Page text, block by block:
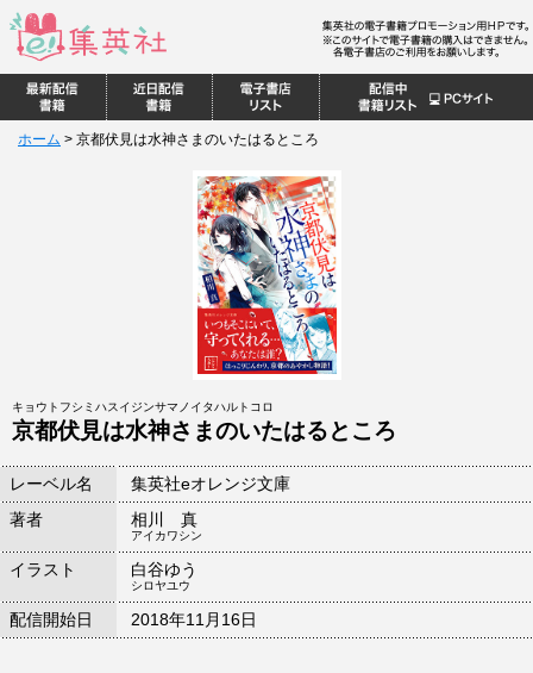
ホーム > 京都伏見は水神さまのいたはるところ
キョウトフシミハスイジンサマノイタハルトコロ
京都伏見は水神さまのいたはるところ
レーベル名
集英社eオレンジ文庫
著者
相川 真
アイカワシン
イラスト 白谷ゆう
シロヤユウ
配信開始日 2018年11月16日